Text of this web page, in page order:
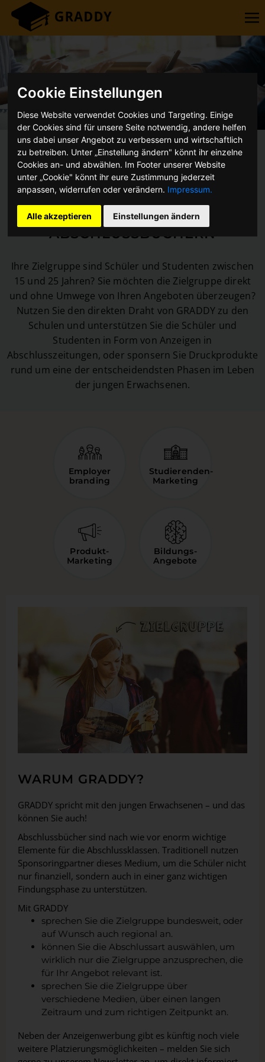
Cookie Einstellungen
Diese Website verwendet Cookies und Targeting. Einige
der Cookies sind für unsere Seite notwendig, andere helfen
uns dabei unser Angebot zu verbessern und wirtschaftlich
zu betreiben. Unter „Einstellung ändern" könnt ihr einzelne
Cookies an- und abwählen. Im Footer unserer Website
unter „Cookie" könnt ihr eure Zustimmung jederzeit
anpassen, widerrufen oder verändern. Impressum.
Alle akzeptieren Einstellungen ändern
Werben ohne Streuverluste
ZIELGRUPPENMARKETING MIT
ANZEIGEN IN
ABSCHLUSSBÜCHERN
Ihre Zielgruppe sind Schüler und Studenten zwischen
15 und 25 Jahren? Sie möchten die Zielgruppe direkt
und ohne Umwege von Ihren Angeboten überzeugen?
Nutzen Sie den direkten Draht von GRADDY zu den
Schulen und unterstützen Sie die Schüler und
Studenten in Form von Anzeigen in
Abschlusszeitungen, oder sponsern Sie Druckprodukte
rund um eine der entscheidendsten Phasen im Leben
der jungen Erwachsenen.
Employer
branding
Studierenden-
Marketing
Produkt-
Marketing
Bildungs-
Angebote
WARUM GRADDY?
GRADDY spricht mit den jungen Erwachsenen – und das
können Sie auch!
Abschlussbücher sind nach wie vor enorm wichtige
Elemente für die Abschlussklassen. Traditionell nutzen
Sponsoringpartner dieses Medium, um die Schüler nicht
nur finanziell, sondern auch in einer ganz wichtigen
Findungsphase zu unterstützen.
Mit GRADDY
sprechen Sie die Zielgruppe bundesweit, oder
auf Wunsch auch regional an.
können Sie die Abschlussart auswählen, um
wirklich nur die Zielgruppe anzusprechen, die
für Ihr Angebot relevant ist.
sprechen Sie die Zielgruppe über
verschiedene Medien, über einen langen
Zeitraum und zum richtigen Zeitpunkt an.
Neben der Anzeigenwerbung gibt es künftig noch viele
weitere Platzierungsmöglichkeiten – melden Sie sich